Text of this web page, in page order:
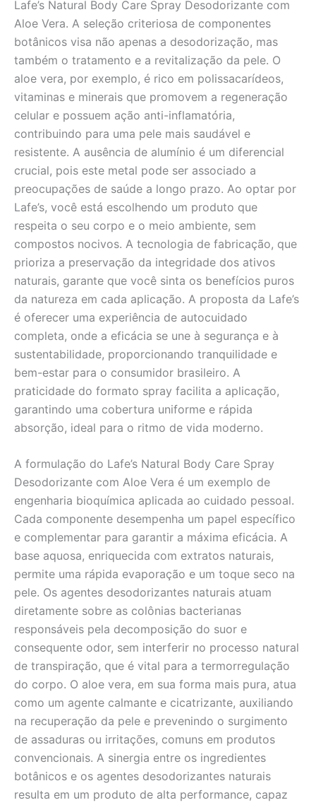
Lafe’s Natural Body Care Spray Desodorizante com
Aloe Vera. A seleção criteriosa de componentes
botânicos visa não apenas a desodorização, mas
também o tratamento e a revitalização da pele. O
aloe vera, por exemplo, é rico em polissacarídeos,
vitaminas e minerais que promovem a regeneração
celular e possuem ação anti-inflamatória,
contribuindo para uma pele mais saudável e
resistente. A ausência de alumínio é um diferencial
crucial, pois este metal pode ser associado a
preocupações de saúde a longo prazo. Ao optar por
Lafe’s, você está escolhendo um produto que
respeita o seu corpo e o meio ambiente, sem
compostos nocivos. A tecnologia de fabricação, que
prioriza a preservação da integridade dos ativos
naturais, garante que você sinta os benefícios puros
da natureza em cada aplicação. A proposta da Lafe’s
é oferecer uma experiência de autocuidado
completa, onde a eficácia se une à segurança e à
sustentabilidade, proporcionando tranquilidade e
bem-estar para o consumidor brasileiro. A
praticidade do formato spray facilita a aplicação,
garantindo uma cobertura uniforme e rápida
absorção, ideal para o ritmo de vida moderno.
A formulação do Lafe’s Natural Body Care Spray
Desodorizante com Aloe Vera é um exemplo de
engenharia bioquímica aplicada ao cuidado pessoal.
Cada componente desempenha um papel específico
e complementar para garantir a máxima eficácia. A
base aquosa, enriquecida com extratos naturais,
permite uma rápida evaporação e um toque seco na
pele. Os agentes desodorizantes naturais atuam
diretamente sobre as colônias bacterianas
responsáveis pela decomposição do suor e
consequente odor, sem interferir no processo natural
de transpiração, que é vital para a termorregulação
do corpo. O aloe vera, em sua forma mais pura, atua
como um agente calmante e cicatrizante, auxiliando
na recuperação da pele e prevenindo o surgimento
de assaduras ou irritações, comuns em produtos
convencionais. A sinergia entre os ingredientes
botânicos e os agentes desodorizantes naturais
resulta em um produto de alta performance, capaz